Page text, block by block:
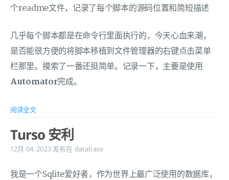
个readme文件，记录了每个脚本的源码位置和简短描述
几乎每个脚本都是在命令行里面执行的，今天心血来潮，
是否能很方便的将脚本移植到文件管理器的右键点击菜单
栏那里。摸索了一番还挺简单。记录一下，主要是使用
Automator完成。
阅读全文
Turso 安利
12月 04, 2023 发布在 database
我是一个Sqlite爱好者，作为世界上最广泛使用的数据库，